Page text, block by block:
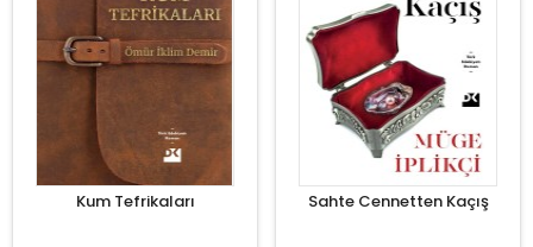
Kum Tefrikaları Sahte Cennetten Kaçış